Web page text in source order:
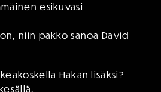
esikuvasi
niin pakko sanoa David
Hakan lisäksi?